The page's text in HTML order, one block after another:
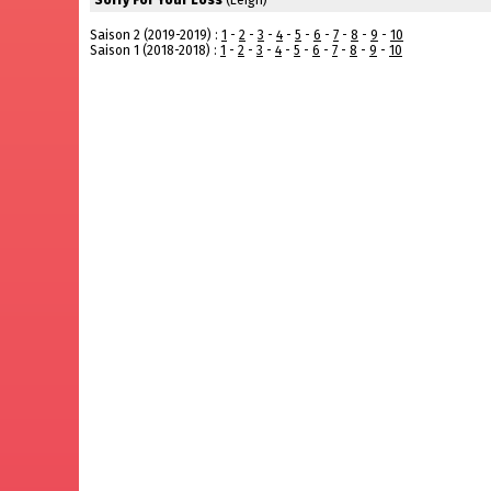
Saison 2 (2019-2019) : 1 - 2 - 3 - 4 - 5 - 6 - 7 - 8 - 9 - 10
Saison 1 (2018-2018) : 1 - 2 - 3 - 4 - 5 - 6 - 7 - 8 - 9 - 10